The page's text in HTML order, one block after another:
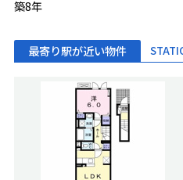
築8年
最寄り駅が近い物件